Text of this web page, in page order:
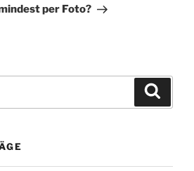
per Foto?